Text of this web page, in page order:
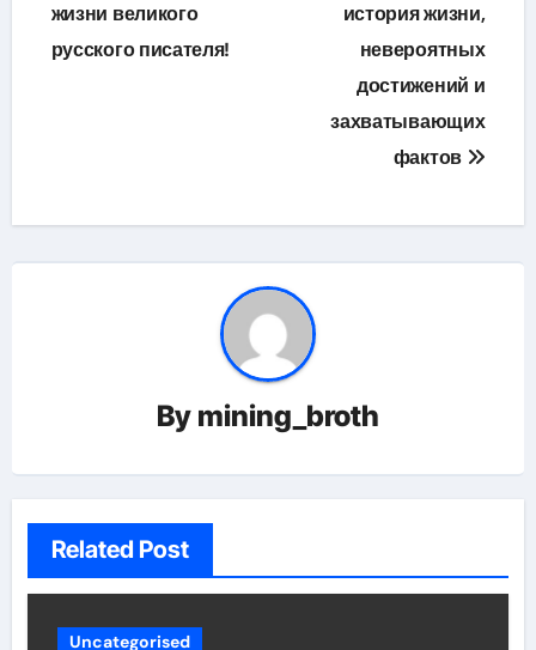
жизни великого
русского писателя!
история жизни,
невероятных
достижений и
захватывающих
фактов
By mining_broth
Related Post
Uncategorised